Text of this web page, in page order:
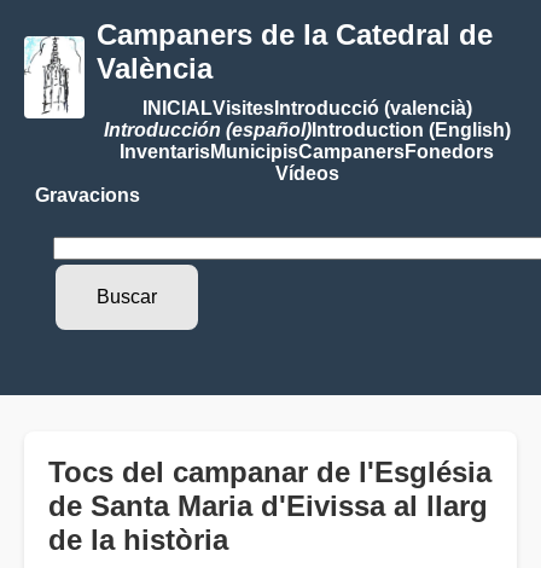
Campaners de la Catedral de
València
INICIALVisitesIntroducció (valencià)
Introducción (español)Introduction (English)
InventarisMunicipisCampanersFonedors
Vídeos
Gravacions
Tocs del campanar de l'Església
de Santa Maria d'Eivissa al llarg
de la història